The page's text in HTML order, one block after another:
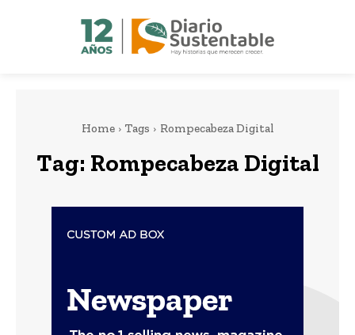
Home Tags Rompecabeza Digital
Tag: Rompecabeza Digital